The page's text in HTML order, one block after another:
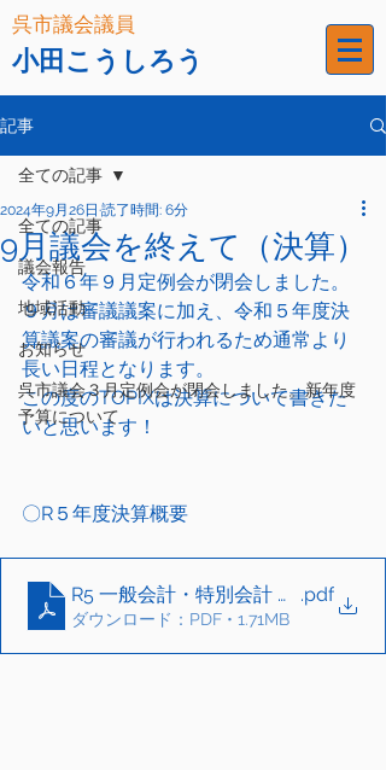
呉市議会議員
小田こうしろう
記事
全ての記事
議会報告
地域活動
お知らせ
呉市議会３月定例会が閉会しました。新年度
予算について
全ての記事
9月議会を終えて（決算）
2024年9月26日 読了時間: 6分
令和６年９月定例会が閉会しました。
９月は審議議案に加え、令和５年度決
算議案の審議が行われるため通常より
長い日程となります。
この度のTOPIXは決算について書きた
いと思います！
〇R５年度決算概要
R5 一般会計・特別会計 決算の概要
.pdf
ダウンロード：PDF • 1.71MB